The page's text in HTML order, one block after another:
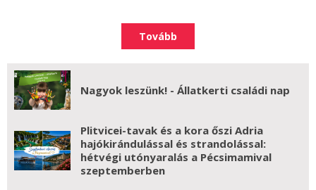
Tovább
Nagyok leszünk! - Állatkerti családi nap
Plitvicei-tavak és a kora őszi Adria
hajókirándulással és strandolással:
hétvégi utónyaralás a Pécsimamival
szeptemberben